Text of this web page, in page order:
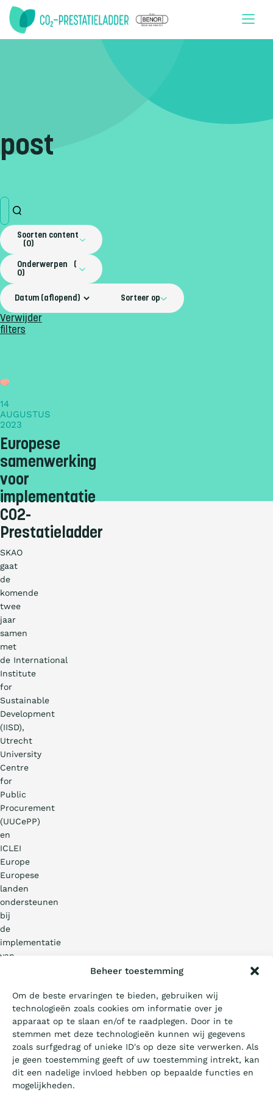
Beheer toestemming
Om de beste ervaringen te bieden, gebruiken wij
technologieën zoals cookies om informatie over je
apparaat op te slaan en/of te raadplegen. Door in te
stemmen met deze technologieën kunnen wij gegevens
zoals surfgedrag of unieke ID's op deze site verwerken. Als
je geen toestemming geeft of uw toestemming intrekt, kan
dit een nadelige invloed hebben op bepaalde functies en
mogelijkheden.
post
Soorten content
0
Onderwerpen
0
Sorteer op
Verwijder
filters
14
AUGUSTUS
2023
Europese
samenwerking
voor
implementatie
CO2-
Prestatieladder
SKAO
gaat
de
komende
twee
jaar
samen
met
de International
Institute
for
Sustainable
Development
(IISD),
Utrecht
University
Centre
for
Public
Procurement
(UUCePP)
en
ICLEI
Europe
Europese
landen
ondersteunen
bij
de
implementatie
van
Prestatieladder
Europa.
uitrol
van
-
Certificeren
Aanbesteden
Artikels